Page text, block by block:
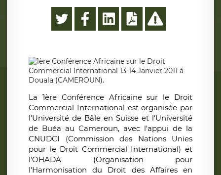
La 1ère Conférence Africaine sur le Droit
Commercial International est organisée par
l'Université de Bâle en Suisse et l'Université
de Buéa au Cameroun, avec l'appui de la
CNUDCI (Commission des Nations Unies
pour le Droit Commercial International) et
l'OHADA (Organisation pour
l'Harmonisation du Droit des Affaires en